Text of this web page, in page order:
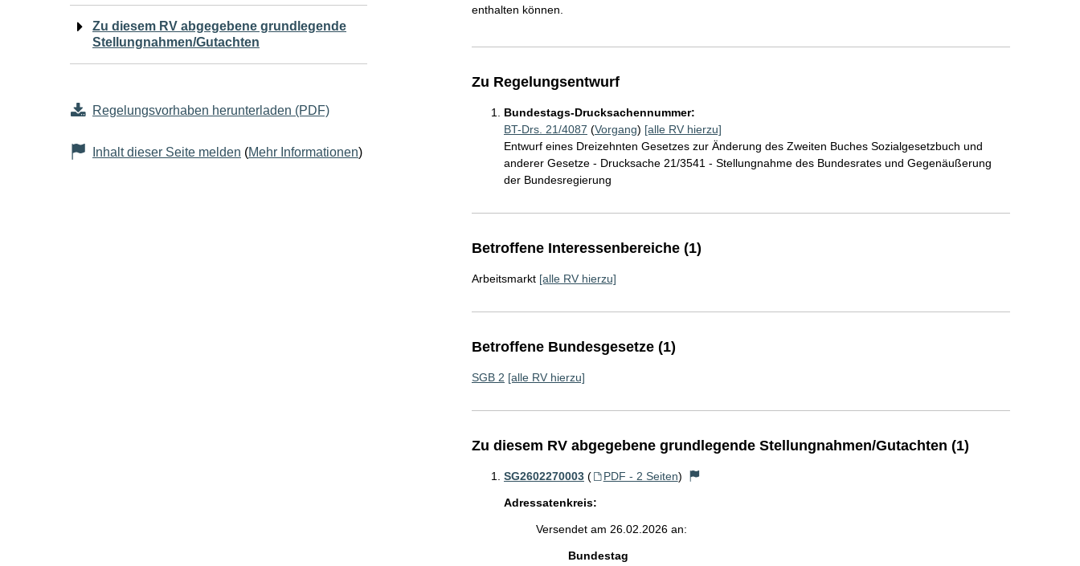
Zu diesem RV abgegebene grundlegende
Stellungnahmen/Gutachten
Regelungsvorhaben herunterladen (PDF)
Inhalt dieser Seite melden (Mehr Informationen)
enthalten können.
Zu Regelungsentwurf
Bundestags-Drucksachennummer:
BT-Drs. 21/4087 (Vorgang) [alle RV hierzu]
Entwurf eines Dreizehnten Gesetzes zur Änderung des Zweiten Buches Sozialgesetzbuch und
anderer Gesetze - Drucksache 21/3541 - Stellungnahme des Bundesrates und Gegenäußerung
der Bundesregierung
Betroffene Interessenbereiche (1)
Arbeitsmarkt [alle RV hierzu]
Betroffene Bundesgesetze (1)
SGB 2 [alle RV hierzu]
Zu diesem RV abgegebene grundlegende Stellungnahmen/Gutachten (1)
SG2602270003 ( PDF - 2 Seiten)
Adressatenkreis:
Versendet am 26.02.2026 an:
Bundestag